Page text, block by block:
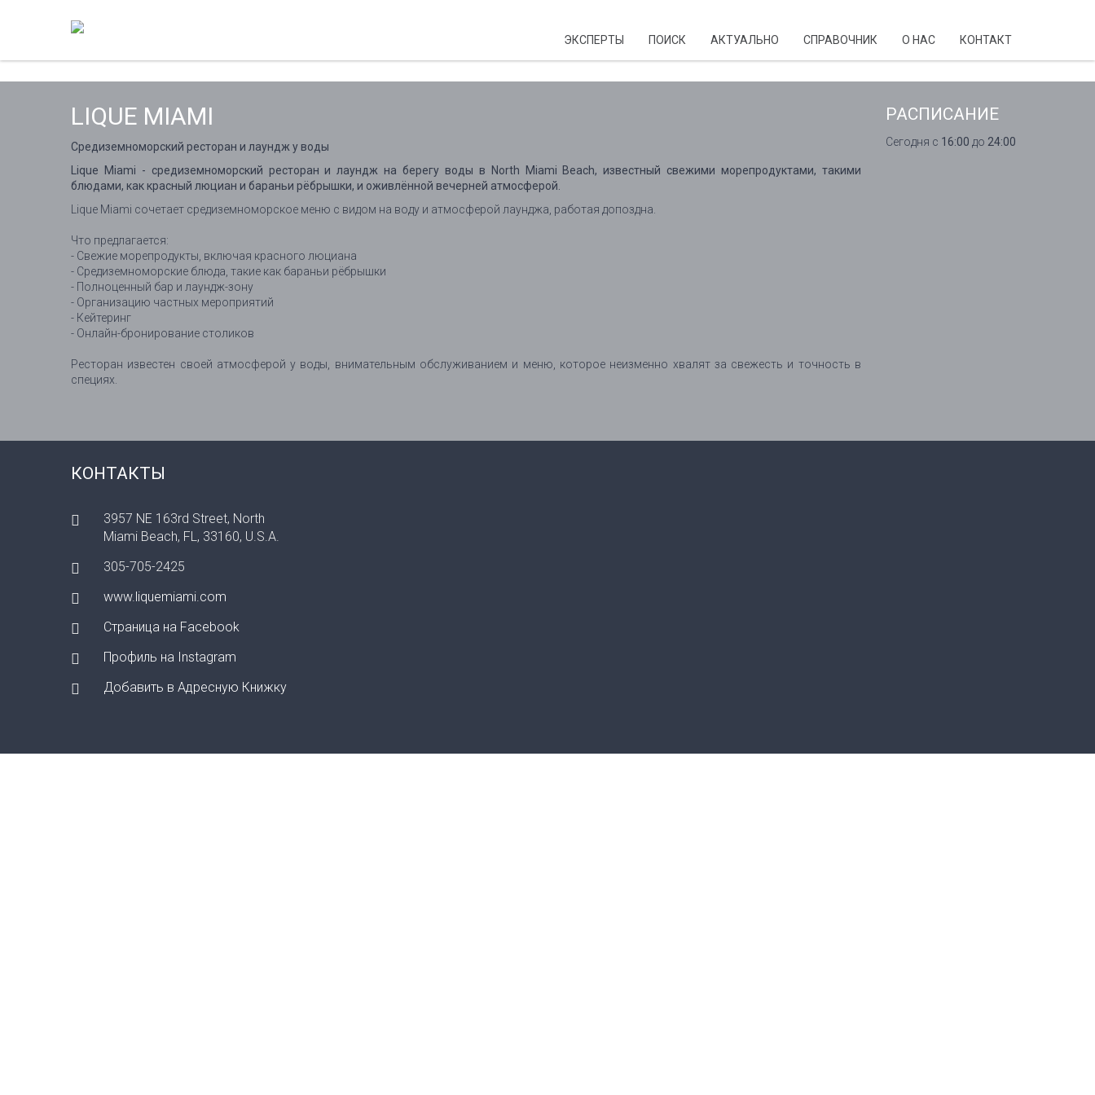
ЭКСПЕРТЫ ПОИСК АКТУАЛЬНО CПРАВОЧНИК О НАС КОНТАКТ
LIQUE MIAMI
Средиземноморский ресторан и лаундж у воды
Lique Miami - средиземноморский ресторан и лаундж на берегу воды в North Miami Beach, известный свежими морепродуктами, такими
блюдами, как красный люциан и бараньи рёбрышки, и оживлённой вечерней атмосферой.
Lique Miami сочетает средиземноморское меню с видом на воду и атмосферой лаунджа, работая допоздна.
Что предлагается:
- Свежие морепродукты, включая красного люциана
- Средиземноморские блюда, такие как бараньи рёбрышки
- Полноценный бар и лаундж-зону
- Организацию частных мероприятий
- Кейтеринг
- Онлайн-бронирование столиков
Ресторан известен своей атмосферой у воды, внимательным обслуживанием и меню, которое неизменно хвалят за свежесть и точность в
специях.
РАСПИСАНИЕ
Сегодня с 16:00 до 24:00
КОНТАКТЫ
3957 NE 163rd Street, North
Miami Beach, FL, 33160, U.S.A.
305-705-2425
www.liquemiami.com
Страница на Facebook
Профиль на Instagram
Добавить в Адресную Книжку